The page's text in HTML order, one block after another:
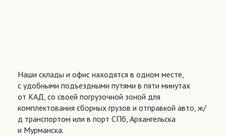
Наши склады и офис находятся в одном месте,
с удобными подъездными путями в пяти минутах
от КАД, со своей погрузочной зоной для
комплектования сборных грузов и отправкой авто, ж/
д транспортом или в порт СПб, Архангельска
и Мурманска.